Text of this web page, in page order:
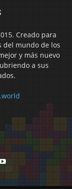
Creado para
del mundo de los
y más nuevo
a sus